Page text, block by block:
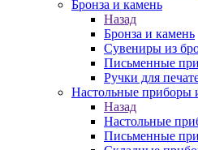
Бронза и камень
Назад
Бронза и камень
Сувениры из
Письменные
Ручки для
Настольные приборы
Назад
Настольные
Письменные